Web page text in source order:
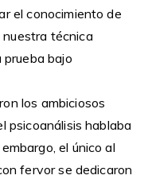
el conocimiento de
técnica
bajo
los ambiciosos
psicoanálisis hablaba
el único al
fervor se dedicaron